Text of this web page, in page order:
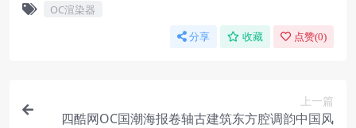
OC渲染器
分享 收藏 点赞(0)
上一篇
四酷网OC国潮海报卷轴古建筑东方腔调韵中国风